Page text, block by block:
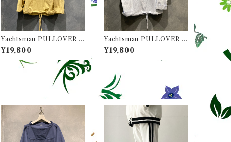
Yachtsman PULLOVER S
HIRTS (ヨットマン プルオ
ーバー シャツ) / Col. Yello
w(イエロー)
¥19,800
Yachtsman PULLOVER S
HIRTS (ヨットマン プルオ
ーバー シャツ) / Col. Sax
¥19,800